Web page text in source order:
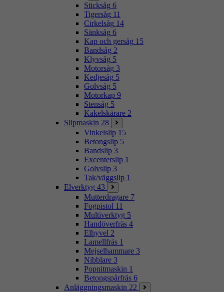
Sticksåg 6
Tigersåg 11
Cirkelsåg 14
Sänksåg 6
Kap och gersåg 15
Bandsåg 2
Klyvsåg 5
Motorsåg 3
Kedjesåg 5
Golvsåg 5
Motorkap 9
Stensåg 5
Kakelskärare 2
Slipmaskin 28
Vinkelslip 15
Betongslip 5
Bandslip 3
Excenterslip 1
Golvslip 3
Tak/väggslip 1
Elverktyg 43
Mutterdragare 7
Fogpistol 11
Multiverktyg 5
Handöverfräs 4
Elhyvel 2
Lamellfräs 1
Mejselhammare 3
Nibblare 3
Popnitmaskin 1
Betongspårfräs 6
Anläggningsmaskin 22